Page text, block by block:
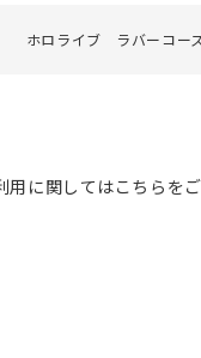
ホロライブ ラバーコー
に関してはこちらをご